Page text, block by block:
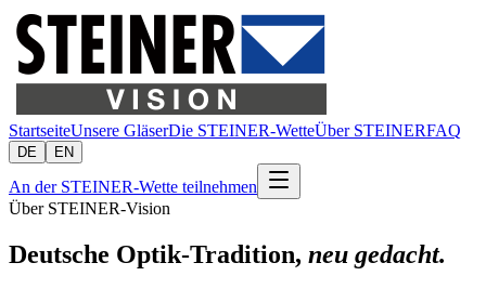
StartseiteUnsere GläserDie STEINER-WetteÜber STEINERFAQ
DE EN
An der STEINER-Wette teilnehmen
Über STEINER-Vision
Deutsche Optik-Tradition, neu gedacht.